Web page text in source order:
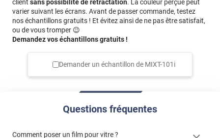
client sans possibilité de rétractation. La couleur perçue peut
varier suivant les écrans. Avant de passer commande, testez
nos échantillons gratuits ! Et évitez ainsi de ne pas être satisfait,
ou de vous tromper 😉
Demandez vos échantillons gratuits !
Demander un échantillon de MIXT-101i
Questions fréquentes
Comment poser un film pour vitre ?